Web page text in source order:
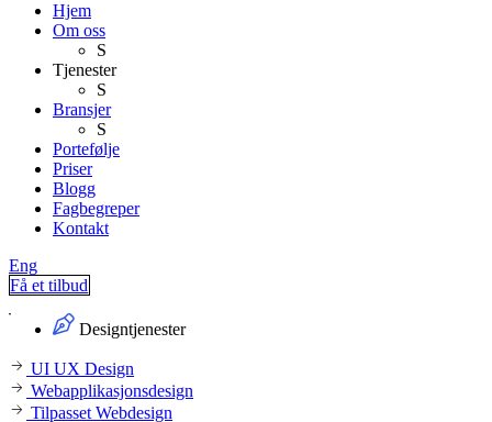
Hjem
Om oss
S
Tjenester
S
Bransjer
S
Portefølje
Priser
Blogg
Fagbegreper
Kontakt
Eng
Få et tilbud
Designtjenester
UI UX Design
Webapplikasjonsdesign
Tilpasset Webdesign